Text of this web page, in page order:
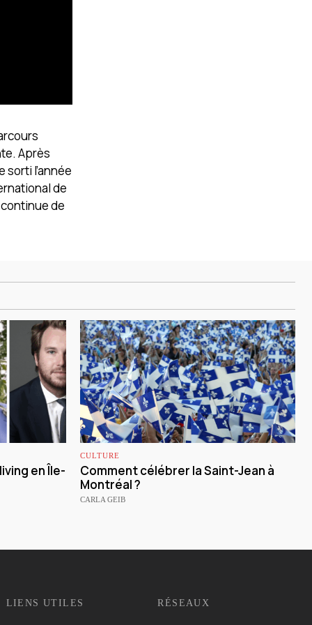
Après
l’année
de
continue de
en Île-
CULTURE
Comment célébrer la Saint-Jean à
Montréal ?
CARLA GEIB
LIENS UTILES RÉSEAUX